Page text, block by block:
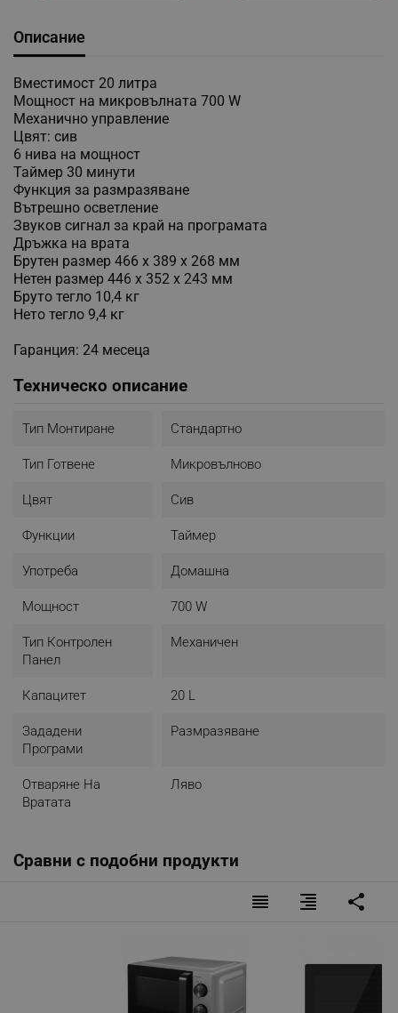
Описание
Вместимост 20 литра
Мощност на микровълната 700 W
Механично управление
Цвят: сив
6 нива на мощност
Таймер 30 минути
Функция за размразяване
Вътрешно осветление
Звуков сигнал за край на програмата
Дръжка на врата
Брутен размер 466 x 389 x 268 мм
Нетен размер 446 x 352 x 243 мм
Бруто тегло 10,4 кг
Нето тегло 9,4 кг
Гаранция: 24 месеца
Техническо описание
Тип Монтиране Стандартно
Тип Готвене Микровълново
Цвят Сив
Функции Таймер
Употреба Домашна
Мощност 700 W
Тип Контролен
Панел
Механичен
Капацитет 20 L
Зададени
Програми
Размразяване
Отваряне На
Вратата
Ляво
Сравни с подобни продукти
reorder format_align_right share